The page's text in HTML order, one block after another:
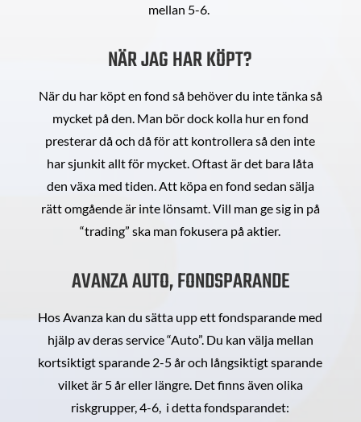
mellan 5-6.
NÄR JAG HAR KÖPT?
När du har köpt en fond så behöver du inte tänka så
mycket på den. Man bör dock kolla hur en fond
presterar då och då för att kontrollera så den inte
har sjunkit allt för mycket. Oftast är det bara låta
den växa med tiden. Att köpa en fond sedan sälja
rätt omgående är inte lönsamt. Vill man ge sig in på
“trading” ska man fokusera på aktier.
AVANZA AUTO, FONDSPARANDE
Hos Avanza kan du sätta upp ett fondsparande med
hjälp av deras service “Auto”. Du kan välja mellan
kortsiktigt sparande 2-5 år och långsiktigt sparande
vilket är 5 år eller längre. Det finns även olika
riskgrupper, 4-6, i detta fondsparandet: